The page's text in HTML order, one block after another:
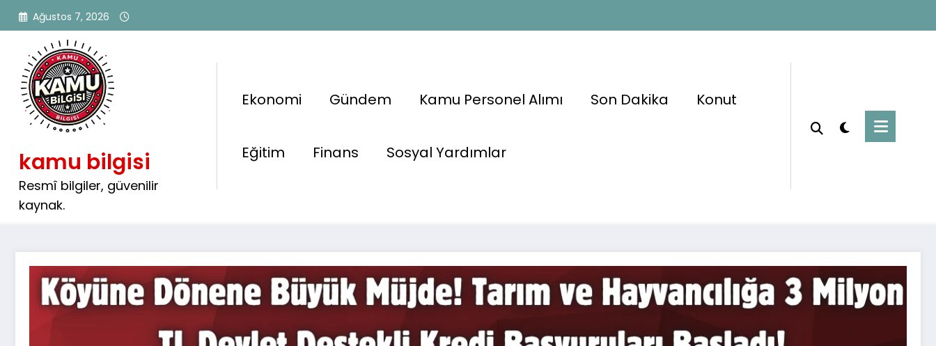
İçeriğe
atla
Ağustos 7, 2026
kamu bilgisi
Resmî bilgiler, güvenilir
kaynak.
Ekonomi Gündem Kamu Personel Alımı Son Dakika Konut
Eğitim Finans Sosyal Yardımlar
Köyüne Dönene Büyük Müjde! Tarım
ve Hayvancılığa 3 Milyon TL Devlet
Destekli Kredi Başvuruları Başladı!
Ekonomi